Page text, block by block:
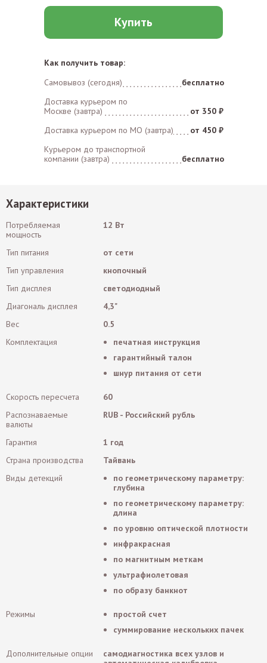
Купить
Как получить товар:
Самовывоз (сегодня)
бесплатно
Доставка курьером по
Москве (завтра)
от 350 ₽
Доставка курьером по MO (завтра)
от 450 ₽
Курьером до транспортной
компании (завтра)
бесплатно
Характеристики
Потребляемая
мощность
12 Вт
Тип питания
от сети
Тип управления
кнопочный
Тип дисплея
светодиодный
Диагональ дисплея
4,3"
Вес
0.5
Комплектация
печатная инструкция
гарантийный талон
шнур питания от сети
Скорость пересчета
60
Распознаваемые
валюты
RUB - Российский рубль
Гарантия
1 год
Страна производства
Тайвань
Виды детекций
по геометрическому параметру:
глубина
по геометрическому параметру:
длина
по уровню оптической плотности
инфракрасная
по магнитным меткам
ультрафиолетовая
по образу банкнот
Режимы
простой счет
суммирование нескольких пачек
Дополнительные опции
cамодиагностика всех узлов и